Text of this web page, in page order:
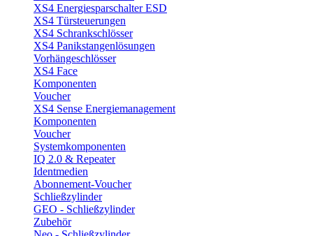
XS4 Energiesparschalter ESD
XS4 Türsteuerungen
XS4 Schrankschlösser
XS4 Panikstangenlösungen
Vorhängeschlösser
XS4 Face
Komponenten
Voucher
XS4 Sense Energiemanagement
Komponenten
Voucher
Systemkomponenten
IQ 2.0 & Repeater
Identmedien
Abonnement-Voucher
Schließzylinder
GEO - Schließzylinder
Zubehör